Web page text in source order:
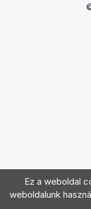
Ez a weboldal
weboldalunk